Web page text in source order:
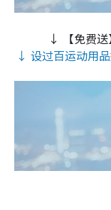
↓ 【免费
↓ 设过百运动用